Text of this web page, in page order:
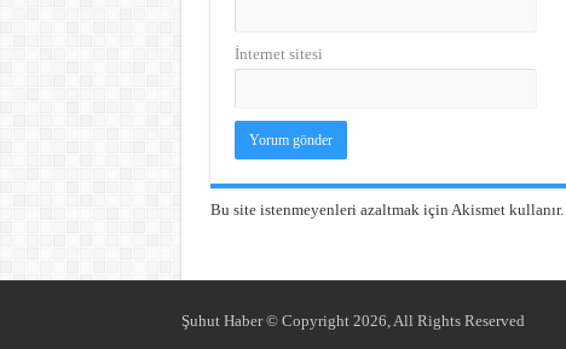
İnternet sitesi
Bu site istenmeyenleri azaltmak için Akismet kullanır.
Şuhut Haber © Copyright 2026, All Rights Reserved